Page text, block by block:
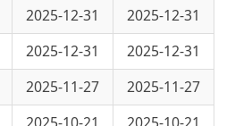
2025-11-27
2025-10-21
2025-08-27
2025-07-15